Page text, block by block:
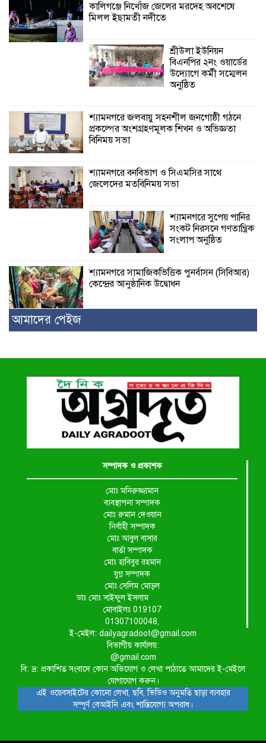
শ্যামনগরে বনবিভাগ ও সিএমসির সাথে
কালিগঞ্জে নিখোঁজ জেলের মরদেহ অবশেষে
মিলল ইছামতী নদীতে
শ্রীউলা ইউনিয়ন
বিএনপির ২নং ওয়ার্ডের
উদ্যোগে কর্মী সম্মেলন
অনুষ্ঠিত
শ্যামনগরে জলবায়ু সহনশীল জনগোষ্ঠী গঠনে
প্রকল্পের অংশগ্রহণমূলক শিখন ও অভিজ্ঞতা
বিনিময় সভা
শ্যামনগরে বনবিভাগ ও সিএমসির সাথে
জেলেদের মতবিনিময় সভা
শ্যামনগরে সুপেয় পানির
সংকট নিরসনে গণতান্ত্রিক
সংলাপ অনুষ্ঠিত
শ্যামনগরে সামাজিকভিত্তিক পুনর্বাসন (সিবিআর)
কেন্দ্রের আনুষ্ঠানিক উদ্বোধন
আমাদের পেইজ
সম্পাদক ও প্রকাশক
মোঃ মনিরুজ্জামান
ব্যবস্থাপনা সম্পাদক
মোঃ রুমান দেওয়ান
নির্বাহী সম্পাদক
মোঃ আবুল বাসার
বার্তা সম্পাদক
মোঃ হাবিবুর রহমান
যুগ্ন সম্পাদক
মোঃ সেলিম মোড়ল
ডাঃ মোঃ সাইফুল ইসলাম
মোবাইলঃ 019107
01307100048,
ই-মেইল: dailyagradoot@gmail.com
বিভাগীয় কার্যালয়:
@gmail.com
বি: দ্র: প্রকাশিত সংবাদে কোন অভিযোগ ও লেখা পাঠাতে আমাদের ই-মেইলে
যোগাযোগ করুন।
এই ওয়েবসাইটের কোনো লেখা, ছবি, ভিডিও অনুমতি ছাড়া ব্যবহার
সম্পূর্ণ বেআইনি এবং শাস্তিযোগ্য অপরাধ।